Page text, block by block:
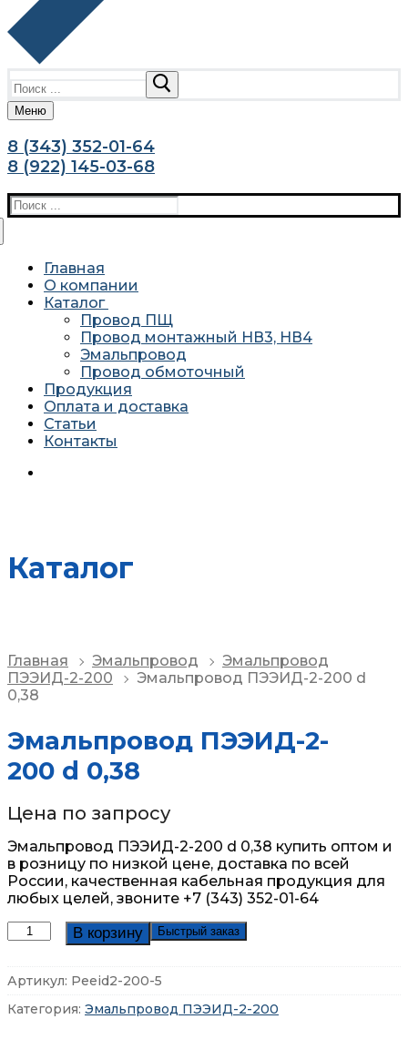
Найти:
Меню
8 (343) 352-01-64
8 (922) 145-03-68
Найти:
Главная
О компании
Каталог
Провод ПЩ
Провод монтажный НВ3, НВ4
Эмальпровод
Провод обмоточный
Продукция
Оплата и доставка
Статьи
Контакты
Каталог
Главная Эмальпровод
Эмальпровод
ПЭЭИД-2-200
Эмальпровод ПЭЭИД-2-200 d
0,38
Эмальпровод ПЭЭИД-2-
200 d 0,38
Цена по запросу
Эмальпровод ПЭЭИД-2-200 d 0,38 купить оптом и
в розницу по низкой цене, доставка по всей
России, качественная кабельная продукция для
любых целей, звоните +7 (343) 352-01-64
Количество
ПЭЭИД-2-
d
В корзину Быстрый заказ
Артикул: Peeid2-200-5
Категория: Эмальпровод ПЭЭИД-2-200